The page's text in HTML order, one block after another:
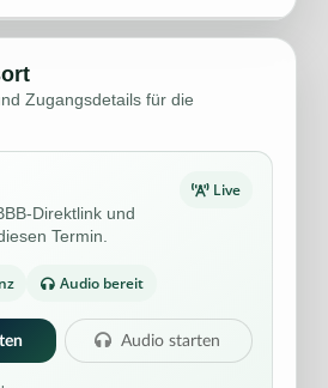
Zugangsdetails für die
Direktlink und
Termin.
Live
Audio bereit
Audio starten